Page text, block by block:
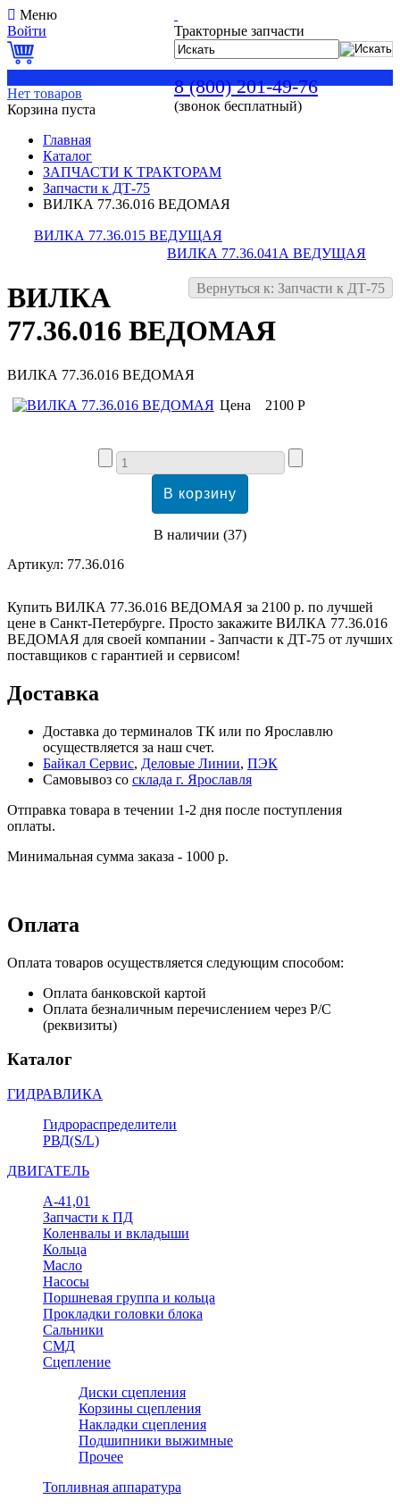
Тракторные запчасти
8 (800) 201-49-76
(звонок бесплатный)
Меню
Войти
Нет товаров
Корзина пуста
Главная
Каталог
ЗАПЧАСТИ К ТРАКТОРАМ
Запчасти к ДТ-75
ВИЛКА 77.36.016 ВЕДОМАЯ
ВИЛКА 77.36.015 ВЕДУЩАЯ
ВИЛКА 77.36.041А ВЕДУЩАЯ
Вернуться к: Запчасти к ДТ-75
ВИЛКА
77.36.016 ВЕДОМАЯ
ВИЛКА 77.36.016 ВЕДОМАЯ
Цена
2100 Р
В наличии (37)
Артикул: 77.36.016
Купить ВИЛКА 77.36.016 ВЕДОМАЯ за 2100 р. по лучшей
цене в Санкт-Петербурге. Просто закажите ВИЛКА 77.36.016
ВЕДОМАЯ для своей компании - Запчасти к ДТ-75 от лучших
поставщиков с гарантией и сервисом!
Доставка
Доставка до терминалов ТК или по Ярославлю
осуществляется за наш счет.
Байкал Сервис, Деловые Линии, ПЭК
Самовывоз со склада г. Ярославля
Отправка товара в течении 1-2 дня после поступления
оплаты.
Минимальная сумма заказа - 1000 р.
Оплата
Оплата товаров осуществляется следующим способом:
Оплата банковской картой
Оплата безналичным перечислением через Р/С
(реквизиты)
Каталог
ГИДРАВЛИКА
Гидрораспределители
РВД(S/L)
ДВИГАТЕЛЬ
А-41,01
Запчасти к ПД
Коленвалы и вкладыши
Кольца
Масло
Насосы
Поршневая группа и кольца
Прокладки головки блока
Сальники
СМД
Сцепление
Диски сцепления
Корзины сцепления
Накладки сцепления
Подшипники выжимные
Прочее
Топливная аппаратура